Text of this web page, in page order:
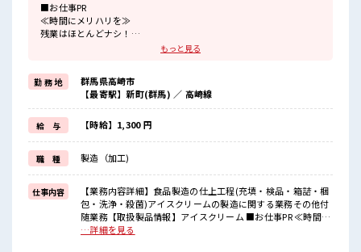
■お仕事PR
≪時間にメリハリを≫
残業はほとんどナシ！
場合によってはお願いすることもあります♪
派手過ぎなければ髪型や髪色自由♪
(規定有)≪動きやすい制服アリ≫
制服があるので、
毎日の服装の悩み解消♪
≪未経験OKの仕事≫
新しいことにチャレンジするのは不安だけど、
しっかり働く環境が整っています！
イチからスキルUP・ステップUP目指していきましょう！
≪自分に合った期間で働ける≫
福利厚生が整った派遣のお仕事です！
■職場の雰囲気
『少人数』だからコミュニケーションも取りやすい？
もっと見る
勤 務 地
群馬県高崎市
【最寄駅】新町(群馬) ／ 高崎線
給 与 【時給】1,300 円
職 種 製造（加工)
仕事内容
【業務内容詳細】食品製造の仕上工程(充填・検品・箱詰・梱
包・洗浄・殺菌)アイスクリームの製造に関する業務その他付
随業務【取扱製品情報】アイスクリーム ■お仕事PR ≪時間に
メリハリを≫ 残業はほとんどナシ！ 場合によってはお願いす
…詳細を見る